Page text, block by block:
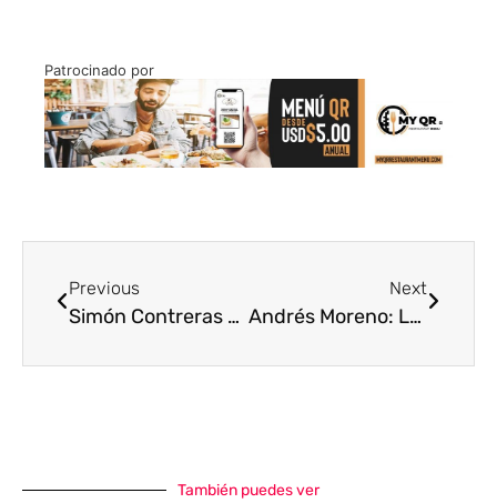
Patrocinado por
Previous
Simón Contreras demuestra que programar te lleva lejos
Next
Andrés Moreno: La audaz historia de un proyecto llamado «Open English»
También puedes ver